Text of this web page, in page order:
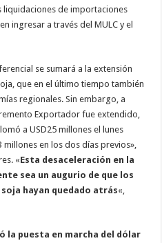
liquidaciones de importaciones
ingresar a través del MULC y el
se sumará a la extensión
que en el último tiempo también
regionales. Sin embargo, a
Exportador fue extendido,
a USD25 millones el lunes
millones en los dos días previos»,
«Esta desaceleración en la
sea un augurio de que los
hayan quedado atrás«,
la puesta en marcha del dólar